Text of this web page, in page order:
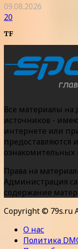
09.08.2026
20
TF
Все материалы на
источников -
интернете или
предоставляются
ознакомительных
Права на
Администрация
содержание
Copyright © 79s.ru
О нас
Политика